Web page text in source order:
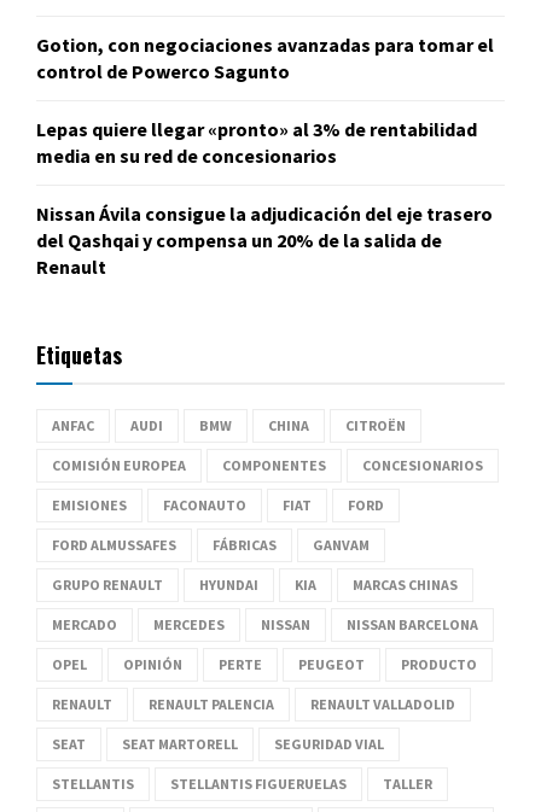
Gotion, con negociaciones avanzadas para tomar el
control de Powerco Sagunto
Lepas quiere llegar «pronto» al 3% de rentabilidad
media en su red de concesionarios
Nissan Ávila consigue la adjudicación del eje trasero
del Qashqai y compensa un 20% de la salida de
Renault
Etiquetas
ANFAC AUDI BMW CHINA CITROËN
COMISIÓN EUROPEA COMPONENTES CONCESIONARIOS
EMISIONES FACONAUTO FIAT FORD
FORD ALMUSSAFES FÁBRICAS GANVAM
GRUPO RENAULT HYUNDAI KIA MARCAS CHINAS
MERCADO MERCEDES NISSAN NISSAN BARCELONA
OPEL OPINIÓN PERTE PEUGEOT PRODUCTO
RENAULT RENAULT PALENCIA RENAULT VALLADOLID
SEAT SEAT MARTORELL SEGURIDAD VIAL
STELLANTIS STELLANTIS FIGUERUELAS TALLER